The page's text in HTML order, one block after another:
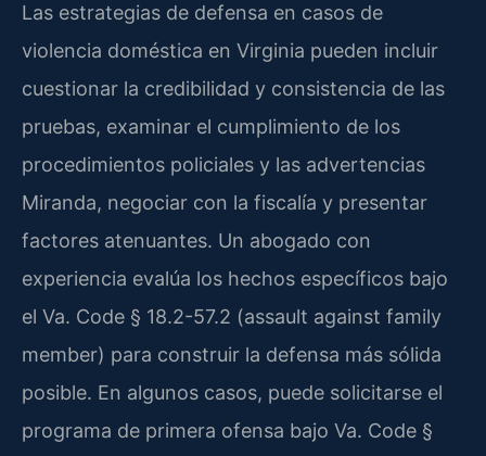
Las estrategias de defensa en casos de
violencia doméstica en Virginia pueden incluir
cuestionar la credibilidad y consistencia de las
pruebas, examinar el cumplimiento de los
procedimientos policiales y las advertencias
Miranda, negociar con la fiscalía y presentar
factores atenuantes. Un abogado con
experiencia evalúa los hechos específicos bajo
el Va. Code § 18.2-57.2 (assault against family
member) para construir la defensa más sólida
posible. En algunos casos, puede solicitarse el
programa de primera ofensa bajo Va. Code §